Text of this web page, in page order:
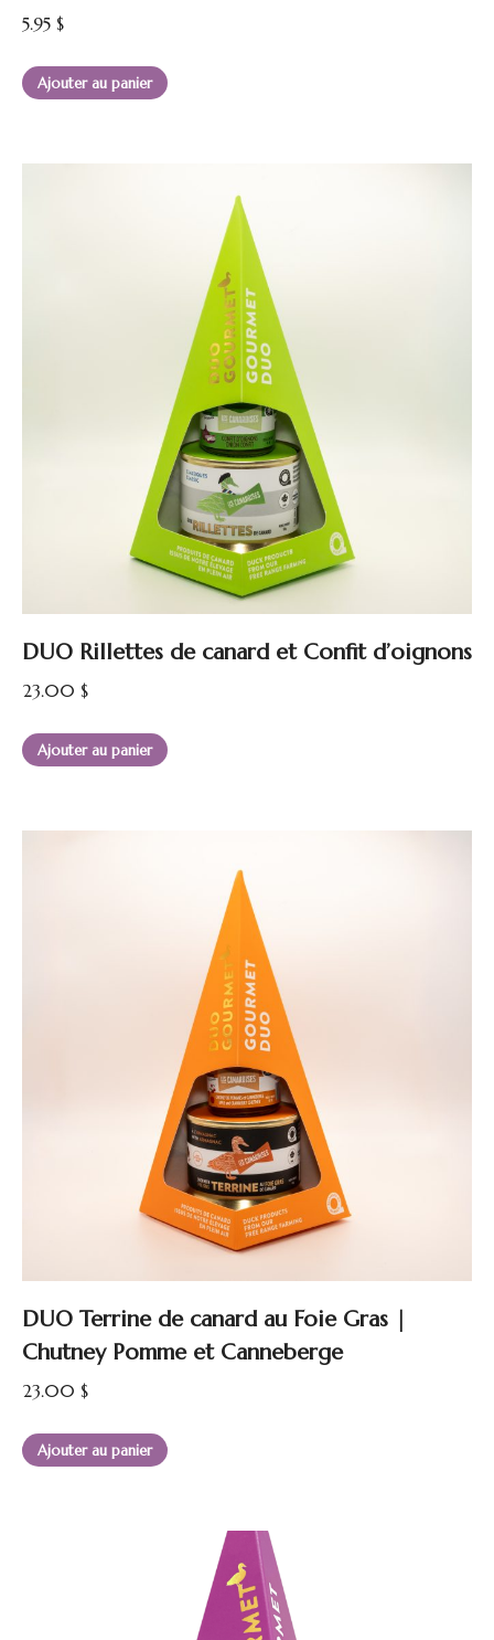
5.95 $
Ajouter au panier
DUO Rillettes de canard et Confit d’oignons
23.00 $
Ajouter au panier
DUO Terrine de canard au Foie Gras |
Chutney Pomme et Canneberge
23.00 $
Ajouter au panier